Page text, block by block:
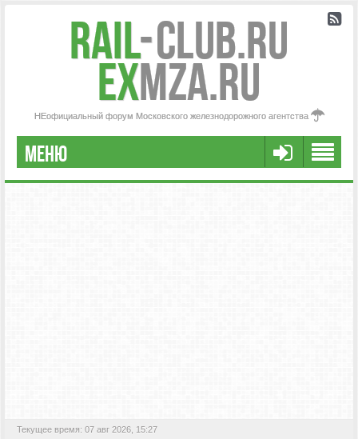
Rail-Club.RU
exMZA.RU
НЕофициальный форум Московского железнодорожного агентства
МЕНЮ
РЕГИСТРАЦИЯ
Текущее время: 07 авг 2026, 15:27